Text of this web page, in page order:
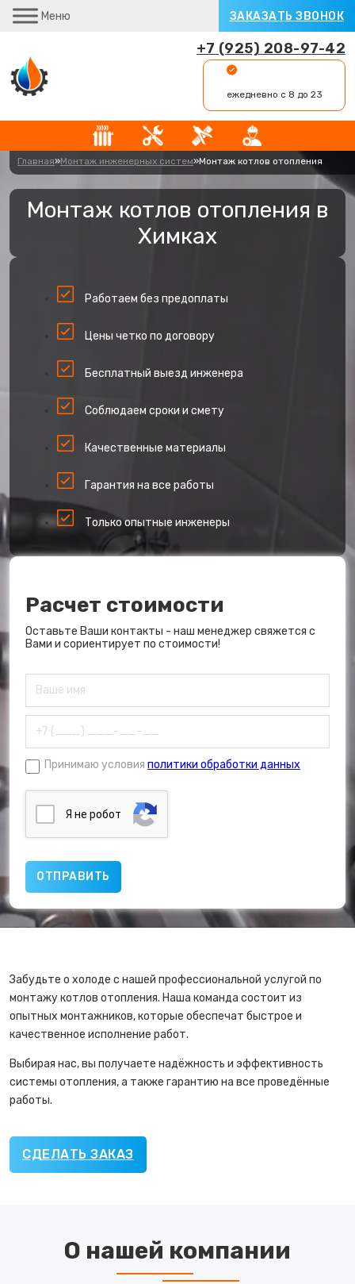
Меню ЗАКАЗАТЬ ЗВОНОК
+7 (925) 208-97-42
ежедневно с 8 до 23
Главная»Монтаж инженерных систем»Монтаж котлов отопления
Монтаж котлов отопления в
Химках
Работаем без предоплаты
Цены четко по договору
Бесплатный выезд инженера
Соблюдаем сроки и смету
Качественные материалы
Гарантия на все работы
Только опытные инженеры
Расчет стоимости
Оставьте Ваши контакты - наш менеджер свяжется с
Вами и сориентирует по стоимости!
Принимаю условия политики обработки данных
Я нe poбoт
Забудьте о холоде с нашей профессиональной услугой по
монтажу котлов отопления. Наша команда состоит из
опытных монтажников, которые обеспечат быстрое и
качественное исполнение работ.
Выбирая нас, вы получаете надёжность и эффективность
системы отопления, а также гарантию на все проведённые
работы.
СДЕЛАТЬ ЗАКАЗ
О нашей компании